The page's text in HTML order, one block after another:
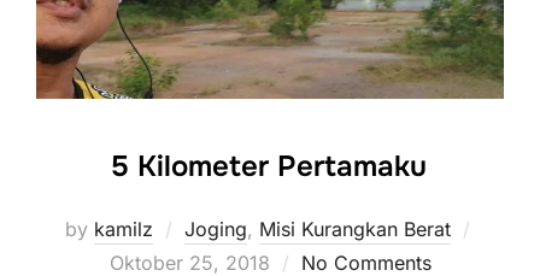
5 Kilometer Pertamaku
by kamilz Joging, Misi Kurangkan Berat
Oktober 25, 2018 No Comments